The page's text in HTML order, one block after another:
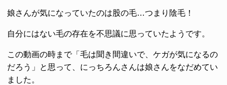
娘さんが気になっていたのは股の毛…つまり陰毛！
自分にはない毛の存在を不思議に思っていたようです。
この動画の時まで「毛は聞き間違いで、ケガが気になるの
だろう」と思って、にっちろんさんは娘さんをなだめてい
ました。